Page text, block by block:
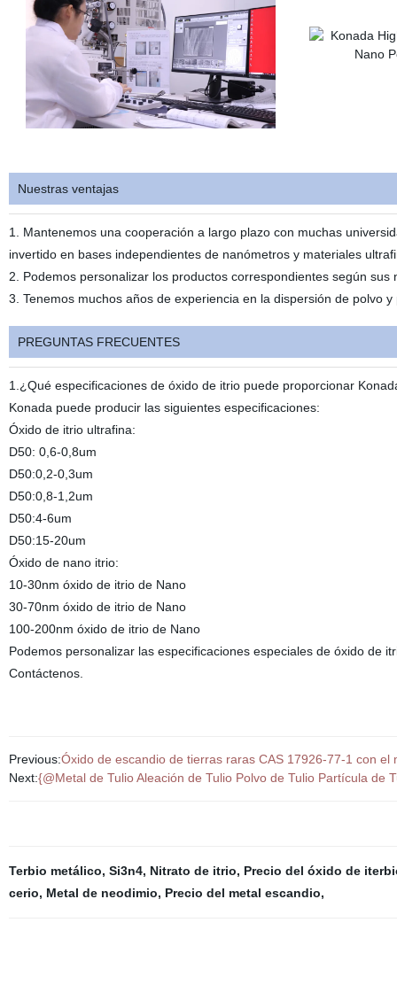
Nuestras ventajas
1. Mantenemos una cooperación a largo plazo con muchas
invertido en bases independientes de nanómetros y materiales
2. Podemos personalizar los productos correspondientes según sus
3. Tenemos muchos años de experiencia en la dispersión de polvo
PREGUNTAS FRECUENTES
1.¿Qué especificaciones de óxido de itrio puede proporcionar
Konada puede producir las siguientes especificaciones:
Óxido de itrio ultrafina:
D50: 0,6-0,8um
D50:0,2-0,3um
D50:0,8-1,2um
D50:4-6um
D50:15-20um
Óxido de nano itrio:
10-30nm óxido de itrio de Nano
30-70nm óxido de itrio de Nano
100-200nm óxido de itrio de Nano
Podemos personalizar las especificaciones especiales de óxido de
Contáctenos.
Previous:Óxido de escandio de tierras raras CAS 17926-77-1 con el
Next:{@Metal de Tulio Aleación de Tulio Polvo de Tulio Partícula de
Terbio metálico, Si3n4, Nitrato de itrio, Precio del óxido de
cerio, Metal de neodimio, Precio del metal escandio,